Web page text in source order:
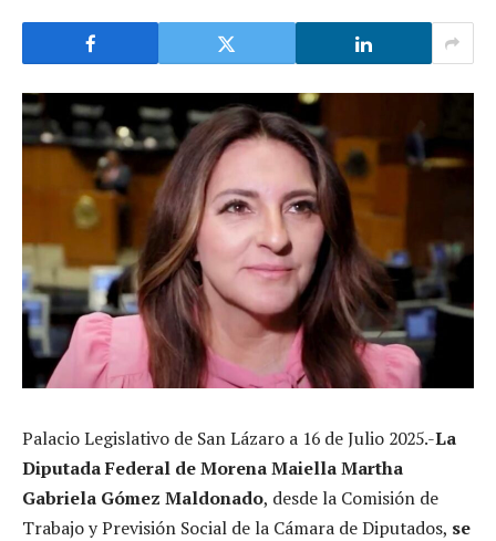
Palacio Legislativo de San Lázaro a 16 de Julio 2025.-La
Diputada Federal de Morena Maiella Martha
Gabriela Gómez Maldonado, desde la Comisión de
Trabajo y Previsión Social de la Cámara de Diputados, se